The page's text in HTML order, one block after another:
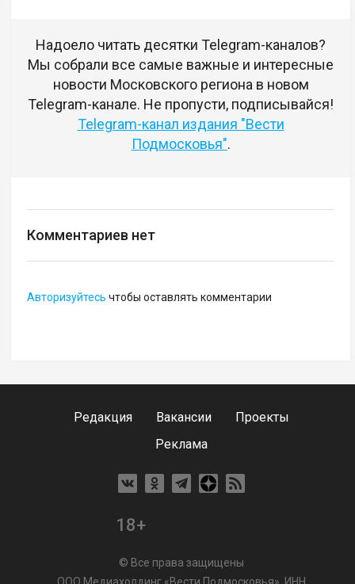
Надоело читать десятки Telegram-каналов?
Мы собрали все самые важные и интересные
новости Московского региона в новом
Telegram-канале. Не пропусти, подписывайся!
Telegram-канал издания "Вести
Подмосковья".
Комментариев нет
Авторизуйтесь чтобы оставлять комментарии
Редакция Вакансии
Проекты
Реклама
18+
© Все права защищены